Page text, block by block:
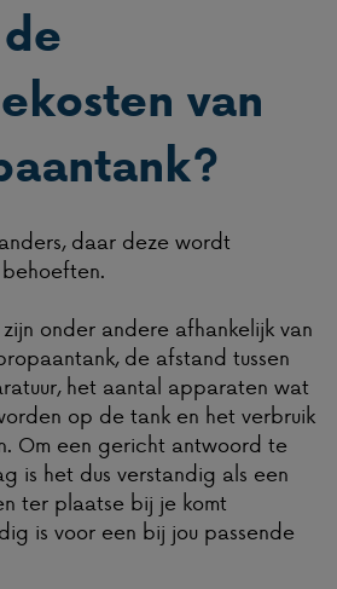
van
daar deze wordt
onder andere afhankelijk van
de afstand tussen
het aantal apparaten wat
op de tank en het verbruik
Om een gericht antwoord te
is het dus verstandig als een
ter plaatse bij je komt
is voor een bij jou passende